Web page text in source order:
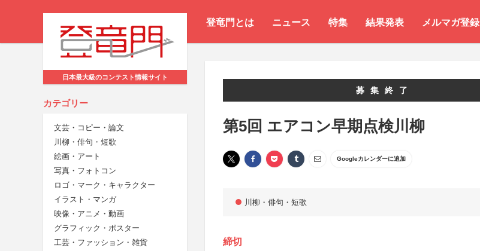
登竜門とは ニュース 特集 結果発表 メルマガ登録
日本最大級のコンテスト情報サイト
カテゴリー
文芸・コピー・論文
川柳・俳句・短歌
絵画・アート
写真・フォトコン
ロゴ・マーク・キャラクター
イラスト・マンガ
映像・アニメ・動画
グラフィック・ポスター
工芸・ファッション・雑貨
募集終了
第5回 エアコン早期点検川柳
Googleカレンダーに追加
川柳・俳句・短歌
締切